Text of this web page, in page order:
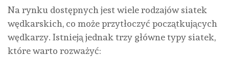
Na rynku dostępnych jest wiele rodzajów siatek
wędkarskich, co może przytłoczyć początkujących
wędkarzy. Istnieją jednak trzy główne typy siatek,
które warto rozważyć: